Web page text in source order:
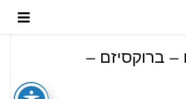
– ברוקסיזם –